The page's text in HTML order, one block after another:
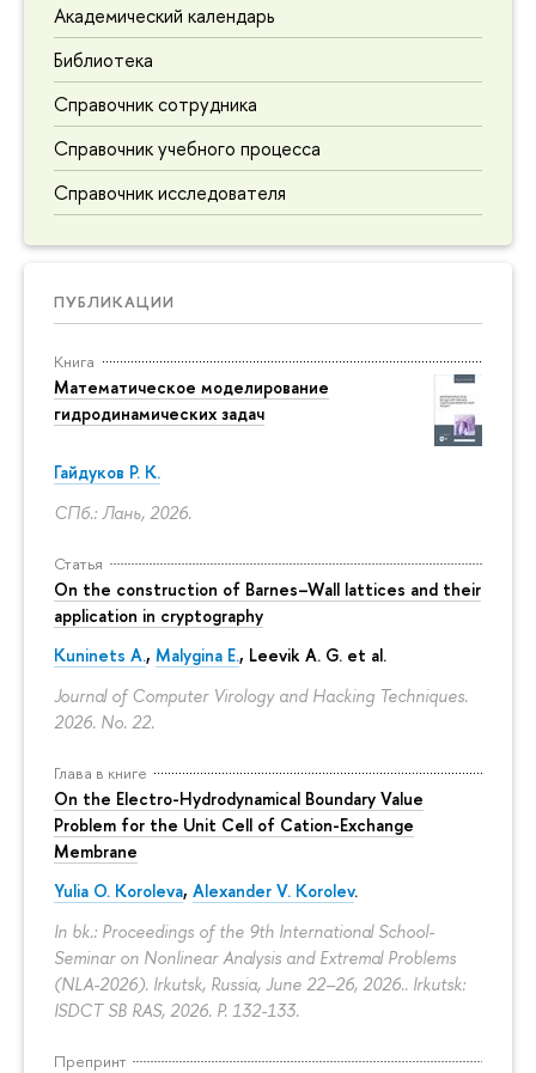
Академический календарь
Библиотека
Справочник сотрудника
Справочник учебного процесса
Справочник исследователя
ПУБЛИКАЦИИ
Книга
Математическое моделирование
гидродинамических задач
Гайдуков Р. К.
СПб.: Лань, 2026.
Статья
On the construction of Barnes–Wall lattices and their
application in cryptography
Kuninets A., Malygina E., Leevik A. G. et al.
Journal of Computer Virology and Hacking Techniques.
2026. No. 22.
Глава в книге
On the Electro-Hydrodynamical Boundary Value
Problem for the Unit Cell of Cation-Exchange
Membrane
Yulia O. Koroleva, Alexander V. Korolev.
In bk.: Proceedings of the 9th International School-
Seminar on Nonlinear Analysis and Extremal Problems
(NLA-2026). Irkutsk, Russia, June 22–26, 2026.. Irkutsk:
ISDCT SB RAS, 2026. P. 132-133.
Препринт